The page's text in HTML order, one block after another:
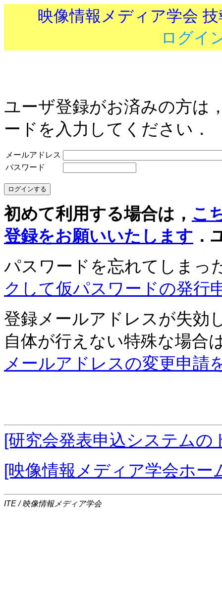
映像情報メディア学会
ログイ
ユーザ登録がお済みの方は
ードを入力してください．
メールアドレス
パスワード
初めて利用する場合は， こ
登録をお願いいたします ．
パスワードを忘れてしまっ
クして仮パスワードの発行
登録メールアドレスが失効
自体が行えない特殊な場合
メールアドレスの変更申請
[研究会発表申込システム
[映像情報メディア学会ホー
ITE / 映像情報メディア学会